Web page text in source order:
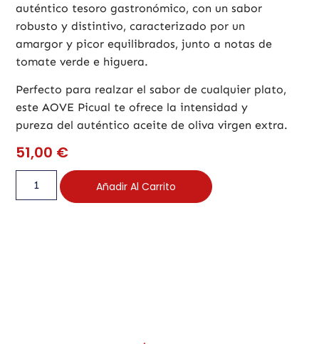
auténtico tesoro gastronómico, con un sabor
robusto y distintivo, caracterizado por un
amargor y picor equilibrados, junto a notas de
tomate verde e higuera.
Perfecto para realzar el sabor de cualquier plato,
este AOVE Picual te ofrece la intensidad y
pureza del auténtico aceite de oliva virgen extra.
51,00 €
Añadir Al Carrito